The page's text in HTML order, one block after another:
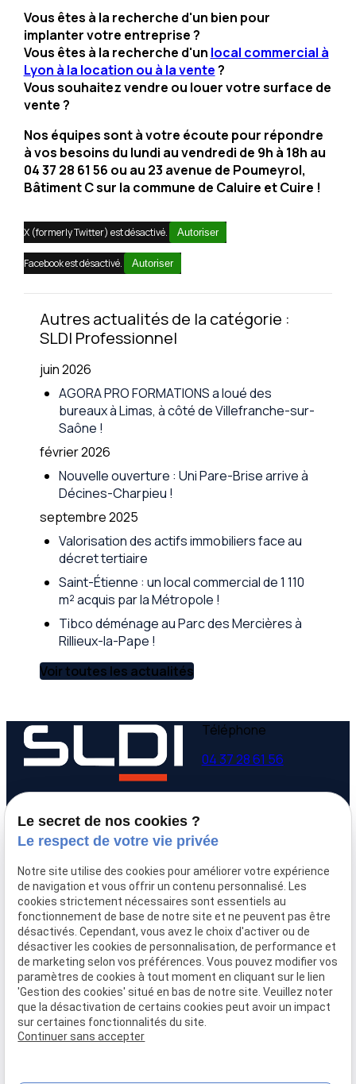
Vous êtes à la recherche d'un bien pour
implanter votre entreprise ?
Vous êtes à la recherche d'un local commercial à
Lyon à la location ou à la vente?
Vous souhaitez vendre ou louer votre surface de
vente ?
Nos équipes sont à votre écoute pour répondre
à vos besoins du lundi au vendredi de 9h à 18h au
04 37 28 61 56 ou au 23 avenue de Poumeyrol,
Bâtiment C sur la commune de Caluire et Cuire !
X (formerly Twitter) est désactivé. Autoriser
Facebook est désactivé. Autoriser
Autres actualités de la catégorie :
SLDI Professionnel
juin 2026
AGORA PRO FORMATIONS a loué des
bureaux à Limas, à côté de Villefranche-sur-
Saône !
février 2026
Nouvelle ouverture : Uni Pare-Brise arrive à
Décines-Charpieu !
septembre 2025
Valorisation des actifs immobiliers face au
décret tertiaire
Saint-Étienne : un local commercial de 1 110
m² acquis par la Métropole !
Tibco déménage au Parc des Mercières à
Rillieux-la-Pape !
Voir toutes les actualités
Téléphone
04 37 28 61 56
9 avenue Victor Hugo
69160 Tassin la Demi-
Lune
Lundi - Vendredi
18:00
Accueil
Qui sommes-nous
Nos biens
Prix immobilier
Confier mon bien
Rejoignez-nous
Contact
Le secret de nos cookies ?
Le respect de votre vie privée
Notre site utilise des cookies pour améliorer votre expérience
de navigation et vous offrir un contenu personnalisé. Les
cookies strictement nécessaires sont essentiels au
fonctionnement de base de notre site et ne peuvent pas être
désactivés. Cependant, vous avez le choix d'activer ou de
désactiver les cookies de personnalisation, de performance et
de marketing selon vos préférences. Vous pouvez modifier vos
paramètres de cookies à tout moment en cliquant sur le lien
'Gestion des cookies' situé en bas de notre site. Veuillez noter
que la désactivation de certains cookies peut avoir un impact
sur certaines fonctionnalités du site.
Continuer sans accepter